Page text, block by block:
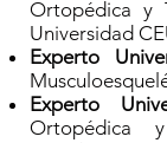
Ortopédica y
Universidad
Experto
Experto
Ortopédica